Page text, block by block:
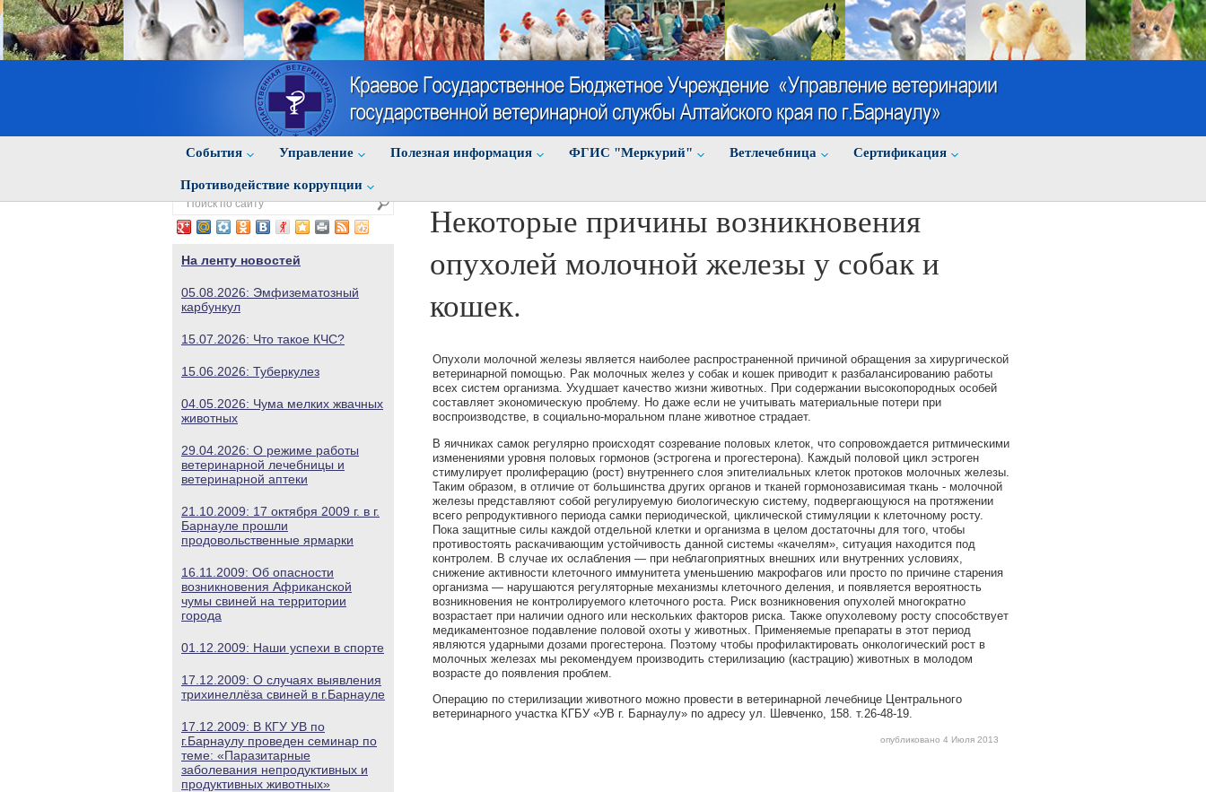
События Управление Полезная информация ФГИС "Меркурий" Ветлечебница Cертификация
Противодействие коррупции
На ленту новостей
05.08.2026: Эмфизематозный
карбункул
15.07.2026: Что такое КЧС?
15.06.2026: Туберкулез
04.05.2026: Чума мелких жвачных
животных
29.04.2026: О режиме работы
ветеринарной лечебницы и
ветеринарной аптеки
21.10.2009: 17 октября 2009 г. в г.
Барнауле прошли
продовольственные ярмарки
16.11.2009: Об опасности
возникновения Африканской
чумы свиней на территории
города
01.12.2009: Наши успехи в спорте
17.12.2009: О случаях выявления
трихинеллёза свиней в г.Барнауле
17.12.2009: В КГУ УВ по
г.Барнаулу проведен семинар по
теме: «Паразитарные
заболевания непродуктивных и
продуктивных животных»
Некоторые причины возникновения
опухолей молочной железы у собак и
кошек.
Опухоли молочной железы является наиболее распространенной причиной обращения за хирургической
ветеринарной помощью. Рак молочных желез у собак и кошек приводит к разбалансированию работы
всех систем организма. Ухудшает качество жизни животных. При содержании высокопородных особей
составляет экономическую проблему. Но даже если не учитывать материальные потери при
воспроизводстве, в социально-моральном плане животное страдает.
В яичниках самок регулярно происходят созревание половых клеток, что сопровождается ритмическими
изменениями уровня половых гормонов (эстрогена и прогестерона). Каждый половой цикл эстроген
стимулирует пролиферацию (рост) внутреннего слоя эпителиальных клеток протоков молочных железы.
Таким образом, в отличие от большинства других органов и тканей гормонозависимая ткань - молочной
железы представляют собой регулируемую биологическую систему, подвергающуюся на протяжении
всего репродуктивного периода самки периодической, циклической стимуляции к клеточному росту.
Пока защитные силы каждой отдельной клетки и организма в целом достаточны для того, чтобы
противостоять раскачивающим устойчивость данной системы «качелям», ситуация находится под
контролем. В случае их ослабления — при неблагоприятных внешних или внутренних условиях,
снижение активности клеточного иммунитета уменьшению макрофагов или просто по причине старения
организма — нарушаются регуляторные механизмы клеточного деления, и появляется вероятность
возникновения не контролируемого клеточного роста. Риск возникновения опухолей многократно
возрастает при наличии одного или нескольких факторов риска. Также опухолевому росту способствует
медикаментозное подавление половой охоты у животных. Применяемые препараты в этот период
являются ударными дозами прогестерона. Поэтому чтобы профилактировать онкологический рост в
молочных железах мы рекомендуем производить стерилизацию (кастрацию) животных в молодом
возрасте до появления проблем.
Операцию по стерилизации животного можно провести в ветеринарной лечебнице Центрального
ветеринарного участка КГБУ «УВ г. Барнаулу» по адресу ул. Шевченко, 158. т.26-48-19.
опубликовано 4 Июля 2013